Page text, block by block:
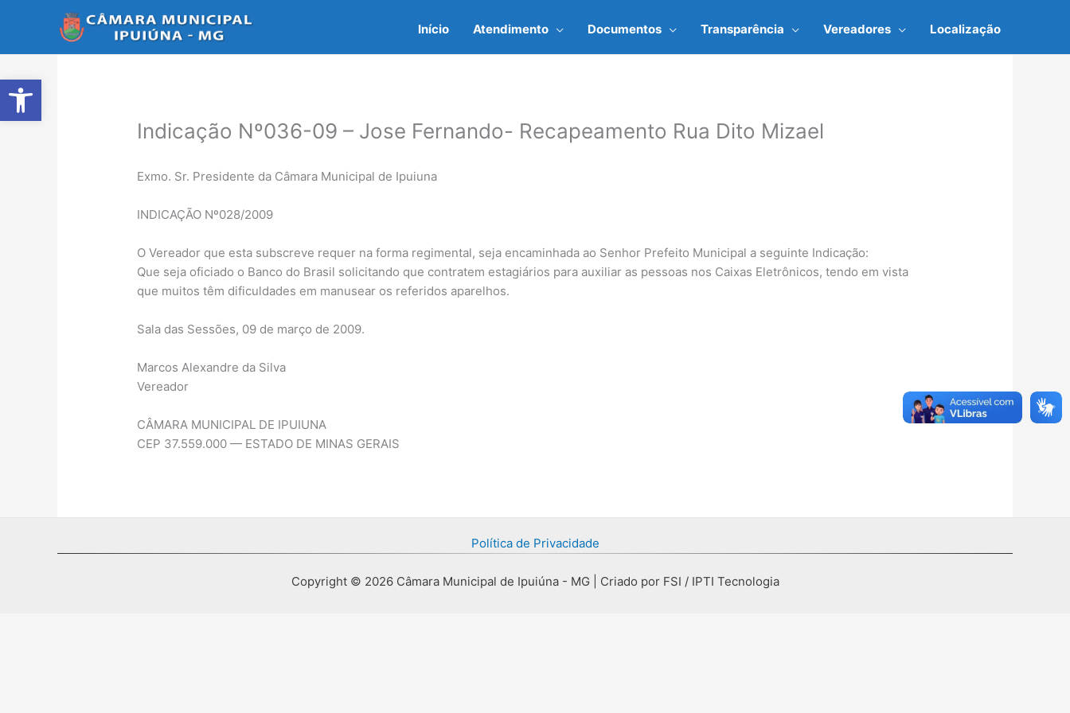
Abrir a barra de ferramentas
Início Atendimento Documentos Transparência Vereadores Localização
Indicação Nº036-09 – Jose Fernando- Recapeamento Rua Dito Mizael
Exmo. Sr. Presidente da Câmara Municipal de Ipuiuna
INDICAÇÃO Nº028/2009
O Vereador que esta subscreve requer na forma regimental, seja encaminhada ao Senhor Prefeito Municipal a seguinte Indicação:
Que seja oficiado o Banco do Brasil solicitando que contratem estagiários para auxiliar as pessoas nos Caixas Eletrônicos, tendo em vista
que muitos têm dificuldades em manusear os referidos aparelhos.
Sala das Sessões, 09 de março de 2009.
Marcos Alexandre da Silva
Vereador
CÂMARA MUNICIPAL DE IPUIUNA
CEP 37.559.000 — ESTADO DE MINAS GERAIS
Política de Privacidade
Copyright © 2026 Câmara Municipal de Ipuiúna - MG | Criado por FSI / IPTI Tecnologia